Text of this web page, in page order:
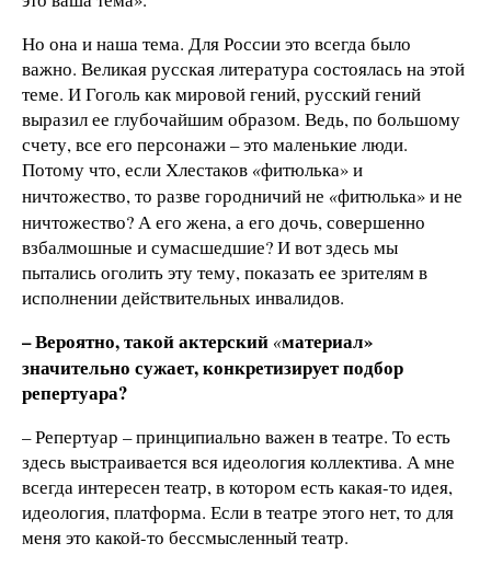
Но она и наша тема. Для России это всегда было
важно. Великая русская литература состоялась на этой
теме. И Гоголь как мировой гений, русский гений
выразил ее глубочайшим образом. Ведь, по большому
счету, все его персонажи – это маленькие люди.
Потому что, если Хлестаков «фитюлька» и
ничтожество, то разве городничий не «фитюлька» и не
ничтожество? А его жена, а его дочь, совершенно
взбалмошные и сумасшедшие? И вот здесь мы
пытались оголить эту тему, показать ее зрителям в
исполнении действительных инвалидов.
– Вероятно, такой актерский «материал»
значительно сужает, конкретизирует подбор
репертуара?
– Репертуар – принципиально важен в театре. То есть
здесь выстраивается вся идеология коллектива. А мне
всегда интересен театр, в котором есть какая-то идея,
идеология, платформа. Если в театре этого нет, то для
меня это какой-то бессмысленный театр.